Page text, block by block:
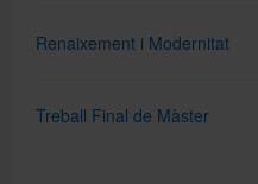
Renaixement i Modernitat
Treball Final de Màster